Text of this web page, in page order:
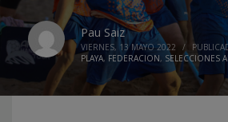
Pau Saiz
VIERNES, 13 MAYO 2022 /
PLAYA, FEDERACION, SELECCIONES